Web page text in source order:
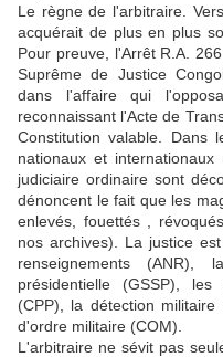
Le règne de l'arbitraire.
acquérait de plus en plus
Pour preuve, l'Arrêt R.A.
Suprême de Justice
dans l'affaire qui
reconnaissant l'Acte de
Constitution valable. Dans
nationaux et
judiciaire ordinaire sont
dénoncent le fait que les
enlevés, fouettés ,
nos archives). La justice
renseignements (ANR),
présidentielle (GSSP),
(CPP), la détection
d'ordre militaire (COM).
L'arbitraire ne sévit pas